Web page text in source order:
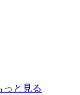
っと見る